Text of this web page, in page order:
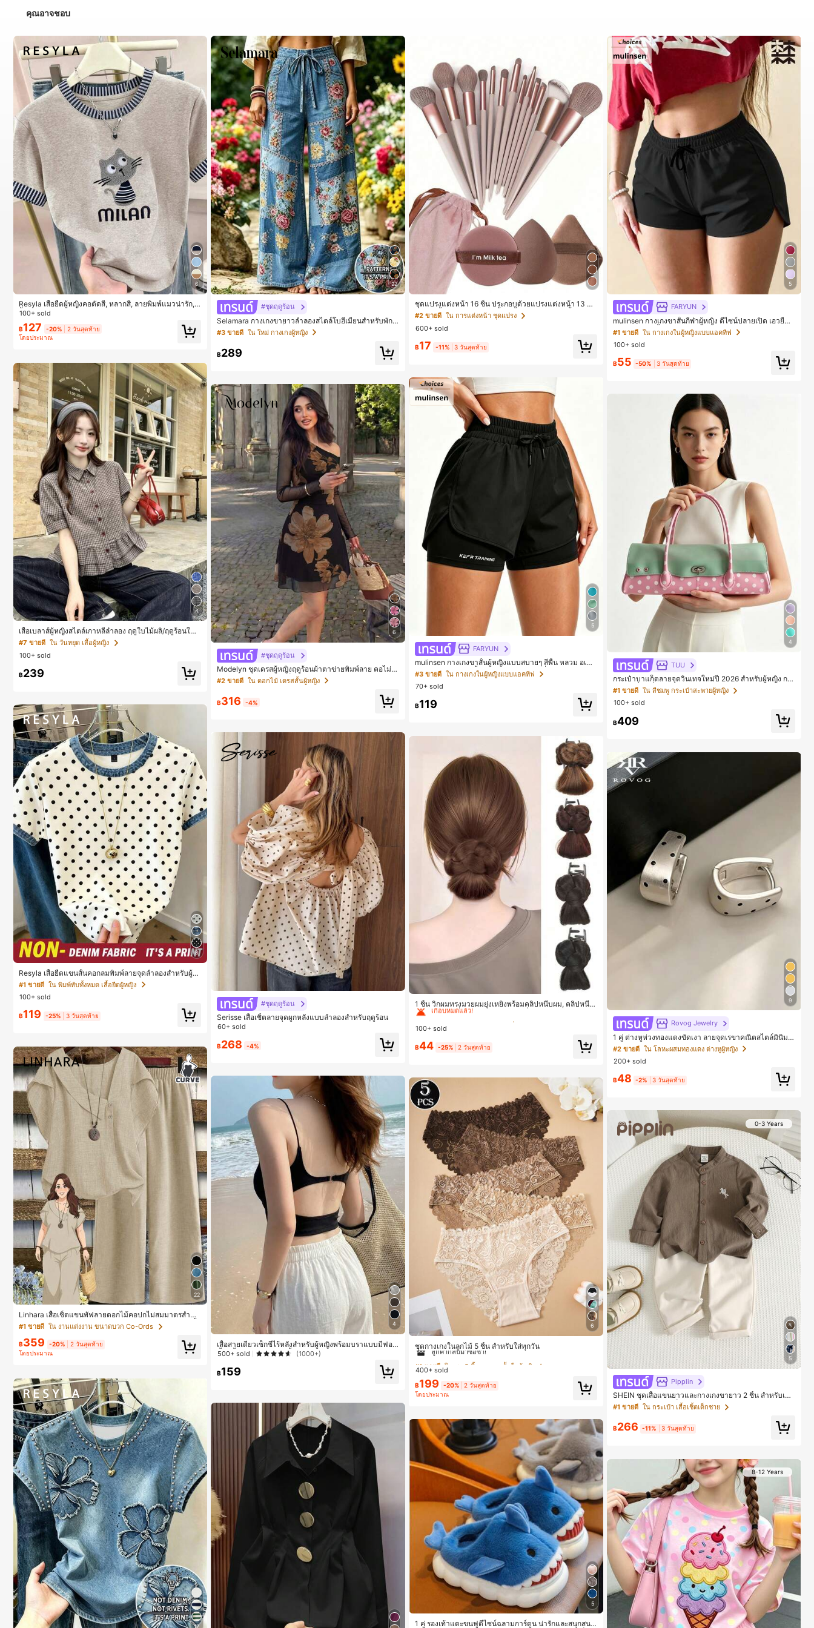
คุณอาจชอบ
6
Resyla เสื้อยืดผู้หญิงคอตัดสี, หลากสี, ลายพิมพ์แมวน่ารัก, เ
สื้อสำหรับออกไปเที่ยวฤดูร้อน, ดีไซน์กราฟิก, ความรู้สึกพรีเ
มียม, ลำลองอเนกประสงค์, สวมใส่ประจำวัน, กลางแจ้ง, ช้อ
ปปิ้ง, การเดินทาง เสื้อผ้ากลางแจ้ง
100+ sold
฿127 -20%
2 วันสุดท้าย
โดยประมาณ
4
เสื้อเบลาส์ผู้หญิงสไตล์เกาหลีลำลอง ฤดูใบไม้ผลิ/ฤดูร้อนใหม่
ชายระบาย ชิคและหรูหรา
#7 ขายดี ใน วันหยุด เสื้อผู้หญิง
100+ sold
฿239
8
Resyla เสื้อยืดแขนสั้นคอกลมพิมพ์ลายจุดลำลองสำหรับผู้ห
ญิง, ฤดูร้อน
#1 ขายดี ใน พิมพ์ทับทั้งหมด เสื้อยืดผู้หญิง
100+ sold
฿119 -25% 3 วันสุดท้าย
22
Linhara เสื้อเชิ้ตแขนพัฟลายดอกไม้คอปกไม่สมมาตรสำหรั
บผู้หญิงไซส์ใหญ่ + กางเกงลำลองทรงหลวมเอวยางยืด 2 ชิ้
น สำหรับฤดูใบไม้ผลิ/ฤดูร้อน
#1 ขายดี ใน งานแต่งงาน ขนาดบวก Co-Ords
฿359 -20%
2 วันสุดท้าย
โดยประมาณ
17
22
#ชุดฤดูร้อน
Selamara กางเกงขายาวลำลองสไตล์โบฮีเมียนสำหรับพักผ่
อน สีกากี ผิวสัมผัสมีเท็กซ์เจอร์ เอวสูงทรงหลวม เอวยางยืดพ
ร้อมเชือกรูด ทรงขาตรงทิ้งตัว ขากว้าง สำหรับชายหาด ลำ
#3 ขายดี ใน ใหม่ กางเกงผู้หญิง
฿289
6
#ชุดฤดูร้อน
Modelyn ชุดเดรสผู้หญิงฤดูร้อนผ้าตาข่ายพิมพ์ลาย คอไม่ส
มมาตร จับจีบ หรูหรา เซ็กซี่
#2 ขายดี ใน ดอกไม้ เดรสสั้นผู้หญิง
฿316 -4%
#ชุดฤดูร้อน
Serisse เสื้อเชิ้ตลายจุดผูกหลังแบบลำลองสำหรับฤดูร้อน
60+ sold
฿268 -4%
4
เสื้อสายเดี่ยวเซ็กซี่ไร้หลังสำหรับผู้หญิงพร้อมบราแบบมีฟอง
น้ำ, เสื้อกล้ามแขนกุด, เสื้อลำลองสีดำสำหรับฤดูร้อน
500+ sold (1000+)
฿159
ชุดแปรงแต่งหน้า 16 ชิ้น ประกอบด้วยแปรงแต่งหน้า 13 ชิ้
น, ฟองน้ำแต่งหน้ารูปหยดน้ำ 1 ชิ้น, แปรงแป้งรองพื้นกลม 1
ชิ้น และฟองน้ำแต่งหน้ารูปสามเหลี่ยม 1 ชิ้น - ชุดคลาสสิก
ทำจากขนสังเคราะห์นุ่มและเป็นมิตรต่อผิว เหมาะสำหรับผู้ห
ญิงและเด็กผู้หญิง เหมาะสำหรับฤดูใบไม้ร่วงและฤดูหนาว
#2 ขายดี ใน การแต่งหน้า ชุดแปรง
600+ sold
฿17 -11% 3 วันสุดท้าย
5
FARYUN
mulinsen กางเกงขาสั้นผู้หญิงแบบสบายๆ สีพื้น หลวม อเนก
ประสงค์ กางเกงขาสั้นกีฬา 2-In-1 สำหรับวิ่ง ฟิตเนส และกา
รฝึกซ้อมกีฬาในฤดูร้อน
#3 ขายดี ใน กางเกงในผู้หญิงแบบแอคทีฟ
70+ sold
฿119
1 ชิ้น วิกผมทรงมวยผมยุ่งเหยิงพร้อมคลิปหนีบผม, คลิปหนีบ
ผมสังเคราะห์ที่ได้รับการอัปเกรดแฟชั่น, วิกผมเส้นใยทนคว
ามร้อนสูงที่ออกแบบมาสำหรับผู้หญิง, ใช้งานง่ายโดยไม่ต้อ
งใช้เครื่องมือ, เหมาะสำหรับสไตล์สบายๆ, อุปกรณ์เสริมผมที่
สมบูรณ์แบบสำหรับผู้หญิง คลิปหนีบผม คลิปหนีบผมสบายๆ
แฟชั่นผม คลิปหนีบผมหรูหรา ฤดูร้อน ชายหาด วันหยุด
#2 ขายดี
ใน เส้นใยสังเคราะห์ เครื่องประดับผมผู้หญิง
เกือบหมดแล้ว!
#2 ขายดี ใน เส้นใยสังเคราะห์ เครื่องประดับผมผู้หญิง
เกือบหมดแล้ว!
#2 ขายดี ใน เส้นใยสังเคราะห์ เครื่องประดับผมผู้หญิง
เกือบหมดแล้ว!
#2 ขายดี ใน เส้นใยสังเคราะห์ เครื่องประดับผมผู้หญิง
100+ sold
฿44 -25% 2 วันสุดท้าย
6
ชุดกางเกงในลูกไม้ 5 ชิ้น สำหรับใส่ทุกวัน
#1 ขายดี
ใน ชุด 5 ชิ้น กางเกงชั้นในผู้หญิง
ลูกค้ากลับมาซื้อซ้ำ!
#1 ขายดี
ลูกค้ากลับมาซื้อซ้ำ!
#1 ขายดี
ลูกค้ากลับมาซื้อซ้ำ!
#1 ขายดี
ใน ชุด 5 ชิ้น กางเกงชั้นในผู้หญิง
400+ sold
฿199 -20%
2 วันสุดท้าย
โดยประมาณ
5
1 คู่ รองเท้าแตะขนฟูดีไซน์ฉลามการ์ตูน น่ารักและสนุกสนา
5
FARYUN
mulinsen กางเกงขาสั้นกีฬาผู้หญิง ดีไซน์ปลายเปิด เอวยืดห
ยุ่น กางเกงขาสั้นลำลองกีฬาฤดูร้อน ความยาว 3/4
#1 ขายดี ใน กางเกงในผู้หญิงแบบแอคทีฟ
100+ sold
฿55 -50% 3 วันสุดท้าย
4
TUU
กระเป๋าบาแก็ตลายจุดวินเทจใหม่ปี 2026 สำหรับผู้หญิง กระ
เป๋าเจลลี่แฟชั่นสไตล์หวาน ความจุขนาดใหญ่ กระเป๋าสะพา
ยไหล่สำหรับเดินทางไปทำงาน
#1 ขายดี ใน สีชมพู กระเป๋าสะพายผู้หญิง
100+ sold
฿409
9
Rovog Jewelry
1 คู่ ต่างหูห่วงทองแดงขัดเงา ลายจุดเรขาคณิตสไตล์มินิมอ
ล เหมาะสำหรับสวมใส่ประจำวันแบบสบายๆ สำหรับผู้หญิง
#2 ขายดี ใน โลหะผสมทองแดง ต่างหูผู้หญิง
200+ sold
฿48 -2% 3 วันสุดท้าย
0-3 Years
5
Pipplin
SHEIN ชุดเสื้อแขนยาวและกางเกงขายาว 2 ชิ้น สำหรับเด็ก
ทารกชาย/หญิง ยูนิเซ็กซ์ สไตล์วินเทจ ลำลอง ฤดูใบไม้ร่วง/
ฤดูหนาว ชุดเสื้อผ้าเด็กทารกชาย นุ่มนิ่ม วินเทจ
#1 ขายดี ใน กระเป๋า เสื้อเชิ้ตเด็กชาย
฿266 -11% 3 วันสุดท้าย
8-12 Years